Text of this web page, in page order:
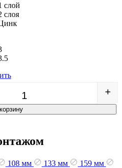
слой
слоя
Quantity +
108 мм 133 мм
159 мм